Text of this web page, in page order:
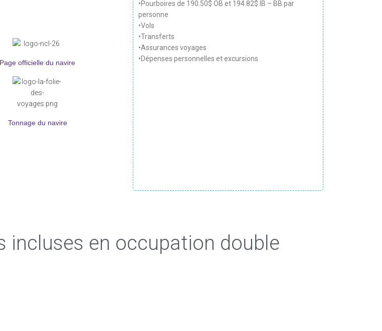
Page officielle du navire
Tonnage du navire
•Pourboires de 190.50$ OB et 194.82$ IB – BB par
personne
•Vols
•Transferts
•Assurances voyages
•Dépenses personnelles et excursions
incluses en occupation double